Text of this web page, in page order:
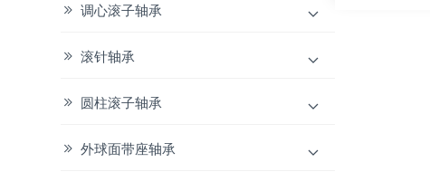
调心滚子轴承
滚针轴承
圆柱滚子轴承
外球面带座轴承